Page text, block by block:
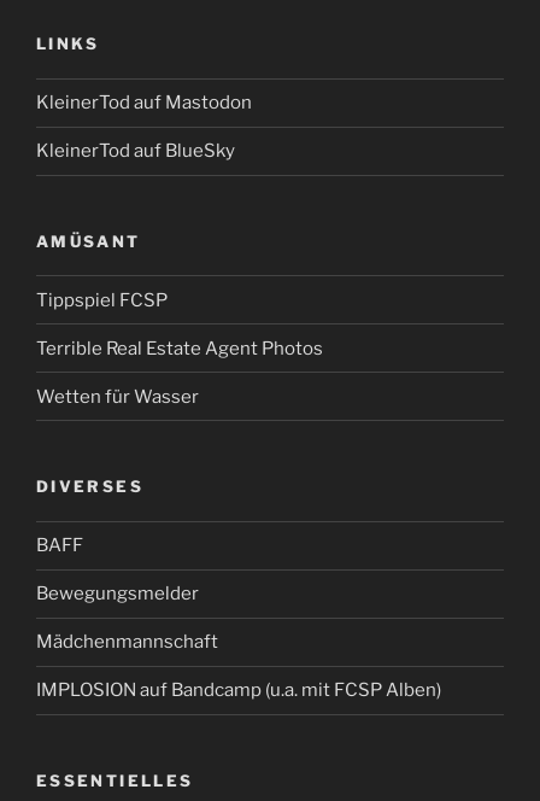
LINKS
KleinerTod auf Mastodon
KleinerTod auf BlueSky
AMÜSANT
Tippspiel FCSP
Terrible Real Estate Agent Photos
Wetten für Wasser
DIVERSES
BAFF
Bewegungsmelder
Mädchenmannschaft
IMPLOSION auf Bandcamp (u.a. mit FCSP Alben)
ESSENTIELLES